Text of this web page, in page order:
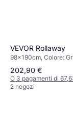
VEVOR Rollaway
98x190cm, Colore:
Riempimento:
Acciaio, Altezza: 12.5
202,90 €
O 3 pagamenti di
2 negozi